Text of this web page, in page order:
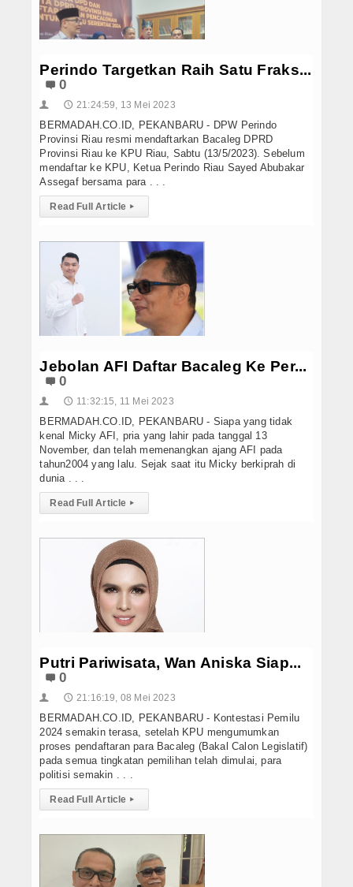
Perindo Targetkan Raih Satu Fraks...
0
👤 🕔 21:24:59, 13 Mei 2023
BERMADAH.CO.ID, PEKANBARU - DPW Perindo
Provinsi Riau resmi mendaftarkan Bacaleg DPRD
Provinsi Riau ke KPU Riau, Sabtu (13/5/2023). Sebelum
mendaftar ke KPU, Ketua Perindo Riau Sayed Abubakar
Assegaf bersama para . . .
Read Full Article ▸
Jebolan AFI Daftar Bacaleg Ke Per...
0
👤 🕔 11:32:15, 11 Mei 2023
BERMADAH.CO.ID, PEKANBARU - Siapa yang tidak
kenal Micky AFI, pria yang lahir pada tanggal 13
November, dan telah memenangkan ajang AFI pada
tahun2004 yang lalu. Sejak saat itu Micky berkiprah di
dunia . . .
Read Full Article ▸
Putri Pariwisata, Wan Aniska Siap...
0
👤 🕔 21:16:19, 08 Mei 2023
BERMADAH.CO.ID, PEKANBARU - Kontestasi Pemilu
2024 semakin terasa, setelah KPU mengumumkan
proses pendaftaran para Bacaleg (Bakal Calon Legislatif)
pada semua tingkatan pemilihan telah dimulai, para
politisi semakin . . .
Read Full Article ▸